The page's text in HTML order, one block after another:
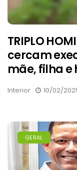
TRIPLO
cercam
mãe, filha e
Interior 10/02/
GERAL